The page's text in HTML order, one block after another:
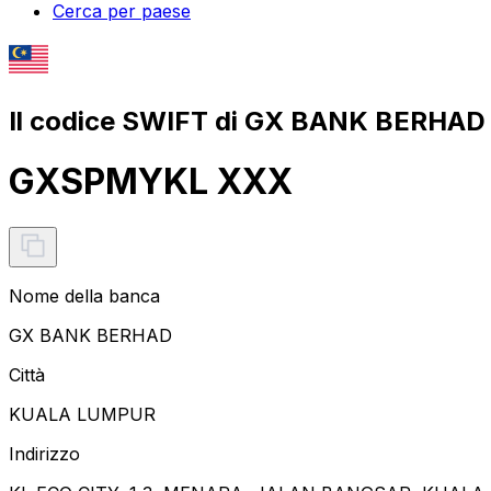
Cerca per paese
Il codice SWIFT di GX BANK BERHAD
GXSPMYKL XXX
Nome della banca
GX BANK BERHAD
Città
KUALA LUMPUR
Indirizzo